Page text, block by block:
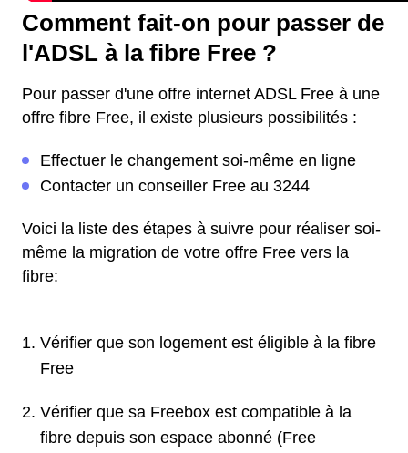
Comment fait-on pour passer de
l'ADSL à la fibre Free ?
Pour passer d'une offre internet ADSL Free à une
offre fibre Free, il existe plusieurs possibilités :
Effectuer le changement soi-même en ligne
Contacter un conseiller Free au 3244
Voici la liste des étapes à suivre pour réaliser soi-
même la migration de votre offre Free vers la
fibre:
Vérifier que son logement est éligible à la fibre
Free
Vérifier que sa Freebox est compatible à la
fibre depuis son espace abonné (Free